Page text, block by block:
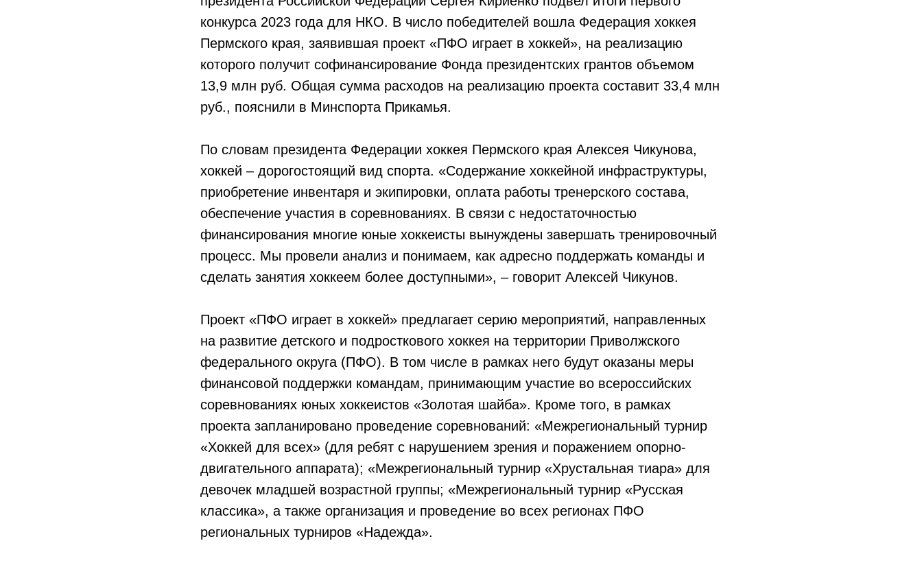
конкурса 2023 года для НКО. В число победителей вошла Федерация хоккея
Пермского края, заявившая проект «ПФО играет в хоккей», на реализацию
которого получит софинансирование Фонда президентских грантов объемом
13,9 млн руб. Общая сумма расходов на реализацию проекта составит 33,4 млн
руб., пояснили в Минспорта Прикамья.
По словам президента Федерации хоккея Пермского края Алексея Чикунова,
хоккей – дорогостоящий вид спорта. «Содержание хоккейной инфраструктуры,
приобретение инвентаря и экипировки, оплата работы тренерского состава,
обеспечение участия в соревнованиях. В связи с недостаточностью
финансирования многие юные хоккеисты вынуждены завершать тренировочный
процесс. Мы провели анализ и понимаем, как адресно поддержать команды и
сделать занятия хоккеем более доступными», – говорит Алексей Чикунов.
Проект «ПФО играет в хоккей» предлагает серию мероприятий, направленных
на развитие детского и подросткового хоккея на территории Приволжского
федерального округа (ПФО). В том числе в рамках него будут оказаны меры
финансовой поддержки командам, принимающим участие во всероссийских
соревнованиях юных хоккеистов «Золотая шайба». Кроме того, в рамках
проекта запланировано проведение соревнований: «Межрегиональный турнир
«Хоккей для всех» (для ребят с нарушением зрения и поражением опорно-
двигательного аппарата); «Межрегиональный турнир «Хрустальная тиара» для
девочек младшей возрастной группы; «Межрегиональный турнир «Русская
классика», а также организация и проведение во всех регионах ПФО
региональных турниров «Надежда».